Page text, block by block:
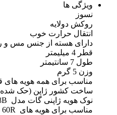
ویژگی ها
نسوز
روکش دولایه
انتقال حرارت خوب
دارای هسته از جنس مس و
قطر 4 میلیمتر
طول 7 سانتیمتر
وزن 5 گرم
مناسب برای همه هویه های
ساخت کشور ژاپن (حک
نوک هویه ژاپنی گات مدل R-48B
مناسب برای هویه های KS-30R،KS-40R،KS- 60R